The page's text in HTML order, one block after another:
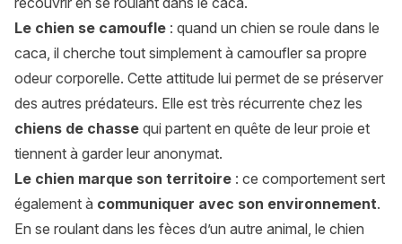
Le chien se camoufle : quand un chien se roule dans le
caca, il cherche tout simplement à camoufler sa propre
odeur corporelle. Cette attitude lui permet de se préserver
des autres prédateurs. Elle est très récurrente chez les
chiens de chasse qui partent en quête de leur proie et
tiennent à garder leur anonymat.
Le chien marque son territoire : ce comportement sert
également à communiquer avec son environnement.
En se roulant dans les fèces d’un autre animal, le chien